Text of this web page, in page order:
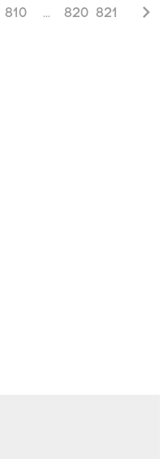
810 ... 820 821 chevron_right